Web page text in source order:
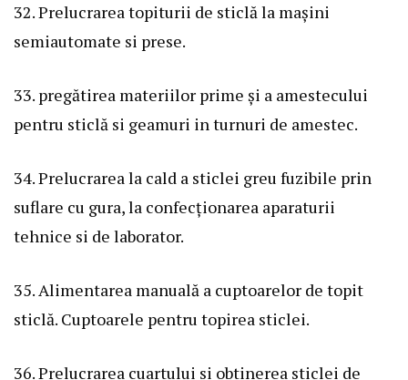
32. Prelucrarea topiturii de sticlă la mașini
semiautomate si prese.
33. pregătirea materiilor prime și a amestecului
pentru sticlă si geamuri in turnuri de amestec.
34. Prelucrarea la cald a sticlei greu fuzibile prin
suflare cu gura, la confecționarea aparaturii
tehnice si de laborator.
35. Alimentarea manuală a cuptoarelor de topit
sticlă. Cuptoarele pentru topirea sticlei.
36. Prelucrarea cuartului si obtinerea sticlei de